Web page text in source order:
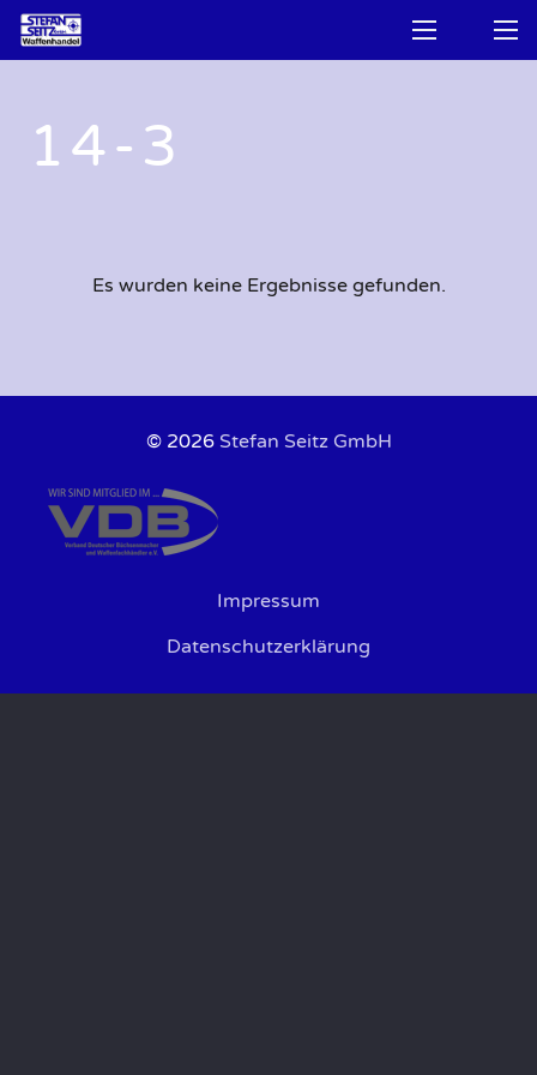
14-3
Es wurden keine Ergebnisse gefunden.
© 2026 Stefan Seitz GmbH
Impressum
Datenschutzerklärung